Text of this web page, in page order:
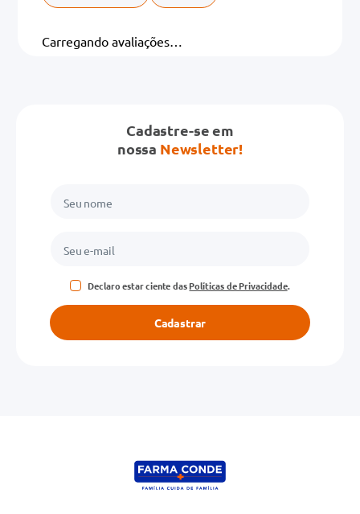
Carregando avaliações…
Cadastre-se em
nossa Newsletter!
Declaro estar ciente dasPolíticas de Privacidade.
Cadastrar